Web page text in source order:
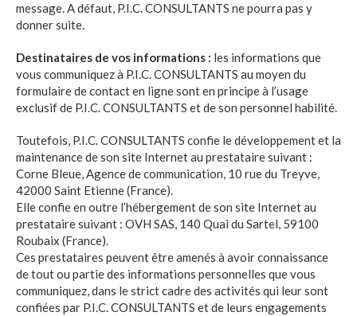
message. A défaut, P.I.C. CONSULTANTS ne pourra pas y
donner suite.
Destinataires de vos informations : les informations que
vous communiquez à P.I.C. CONSULTANTS au moyen du
formulaire de contact en ligne sont en principe à l’usage
exclusif de P.I.C. CONSULTANTS et de son personnel habilité.
Toutefois, P.I.C. CONSULTANTS confie le développement et la
maintenance de son site Internet au prestataire suivant :
Corne Bleue, Agence de communication, 10 rue du Treyve,
42000 Saint Etienne (France).
Elle confie en outre l’hébergement de son site Internet au
prestataire suivant : OVH SAS, 140 Quai du Sartel, 59100
Roubaix (France).
Ces prestataires peuvent être amenés à avoir connaissance
de tout ou partie des informations personnelles que vous
communiquez, dans le strict cadre des activités qui leur sont
confiées par P.I.C. CONSULTANTS et de leurs engagements